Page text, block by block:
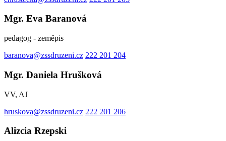
Mgr. Eva Baranová
pedagog - zeměpis
baranova@zssdruzeni.cz 222 201 204
Mgr. Daniela Hrušková
VV, AJ
hruskova@zssdruzeni.cz 222 201 206
Alizcia Rzepski